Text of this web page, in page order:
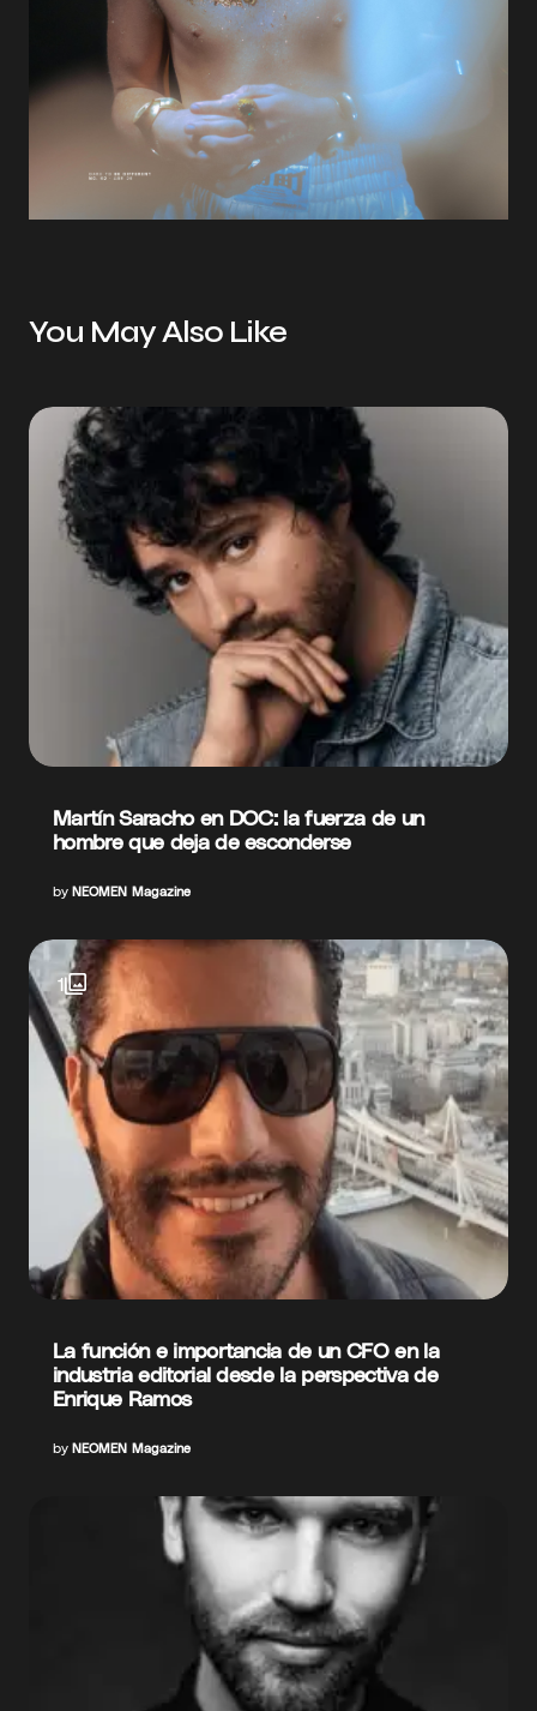
You May Also Like
Martín Saracho en DOC: la fuerza de un
hombre que deja de esconderse
by NEOMEN Magazine
1
La función e importancia de un CFO en la
industria editorial desde la perspectiva de
Enrique Ramos
by NEOMEN Magazine